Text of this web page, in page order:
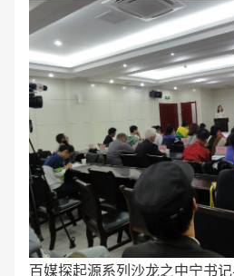
百媒探起源系列沙龙之中宁书